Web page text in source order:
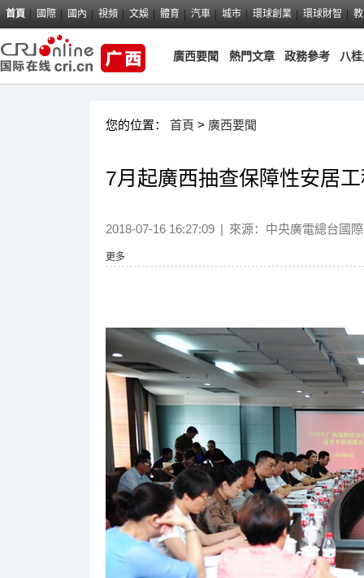
首頁 國際 國內 視頻 文娛 體育 汽車 城市 環球創業 環球財智
廣西要聞 熱門文章 政務參考 八
您的位置： 首頁 > 廣西要聞
7月起廣西抽查保障性安居
2018-07-16 16:27:09 | 來源： 中央廣電總台國
更多